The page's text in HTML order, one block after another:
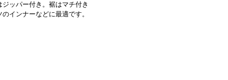
ッパー付き。裾はマチ付き
インナーなどに最適です。